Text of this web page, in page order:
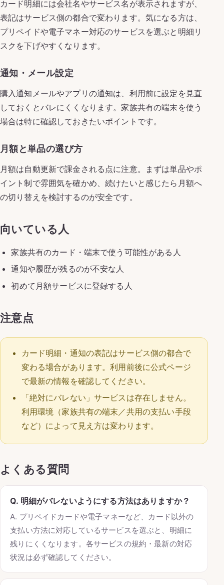
カード明細には会社名やサービス名が表示されますが、
表記はサービス側の都合で変わります。気になる方は、
プリペイドや電子マネー対応のサービスを選ぶと明細リ
スクを下げやすくなります。
通知・メール設定
購入通知メールやアプリの通知は、利用前に設定を見直
しておくとバレにくくなります。家族共有の端末を使う
場合は特に確認しておきたいポイントです。
月額と単品の選び方
月額は自動更新で課金される点に注意。まずは単品やポ
イント制で雰囲気を確かめ、続けたいと感じたら月額へ
の切り替えを検討するのが安全です。
向いている人
家族共有のカード・端末で使う可能性がある人
通知や履歴が残るのが不安な人
初めて月額サービスに登録する人
注意点
カード明細・通知の表記はサービス側の都合で
変わる場合があります。利用前後に公式ページ
で最新の情報を確認してください。
「絶対にバレない」サービスは存在しません。
利用環境（家族共有の端末／共用の支払い手段
など）によって見え方は変わります。
よくある質問
Q. 明細がバレないようにする方法はありますか？
A. プリペイドカードや電子マネーなど、カード以外の
支払い方法に対応しているサービスを選ぶと、明細に
残りにくくなります。各サービスの規約・最新の対応
状況は必ず確認してください。